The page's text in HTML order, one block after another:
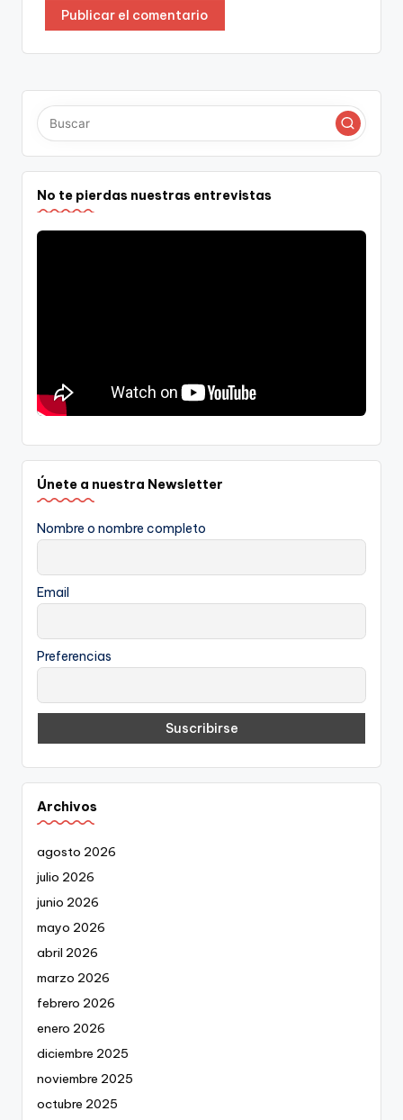
No te pierdas nuestras entrevistas
Únete a nuestra Newsletter
Nombre o nombre completo
Email
Preferencias
Archivos
agosto 2026
julio 2026
junio 2026
mayo 2026
abril 2026
marzo 2026
febrero 2026
enero 2026
diciembre 2025
noviembre 2025
octubre 2025